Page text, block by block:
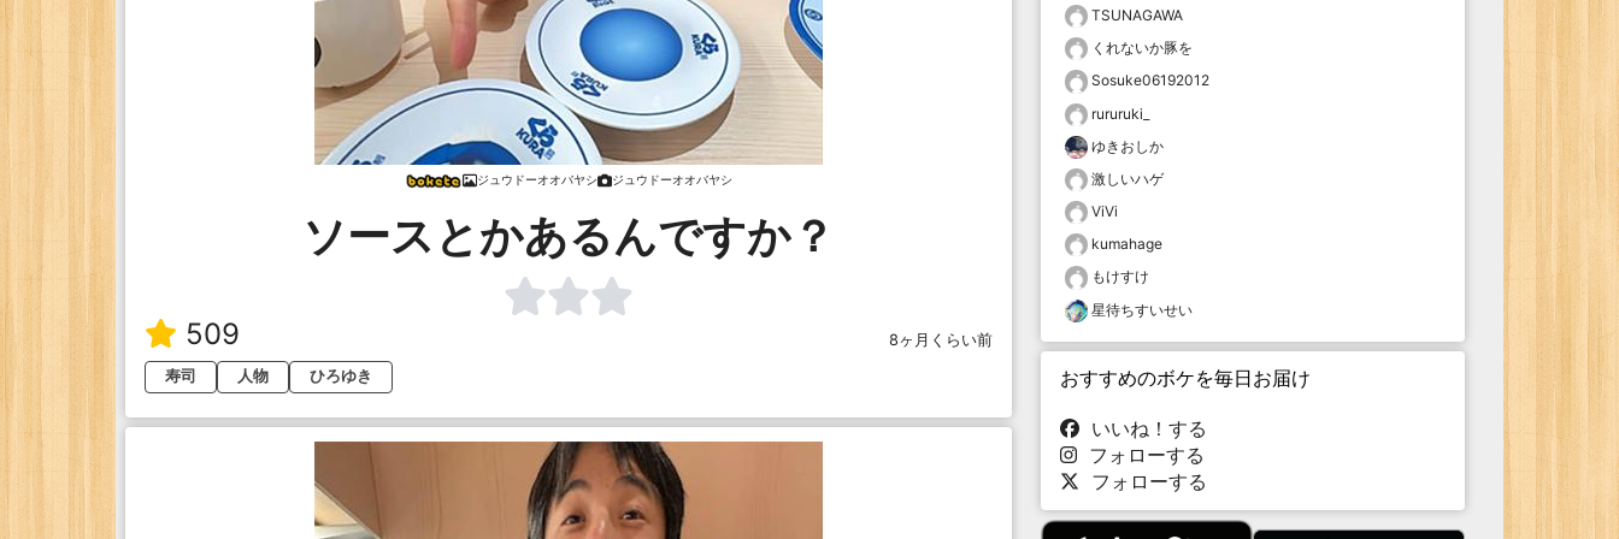
ジュウドーオオバヤシ ジュウドーオオバヤシ
ソースとかあるんですか？
509
8ヶ月くらい前
寿司
人物 ひろゆき
TSUNAGAWA
くれないか豚を
Sosuke06192012
rururuki_
ゆきおしか
激しいハゲ
ViVi
kumahage
もけすけ
星待ちすいせい
おすすめのボケを毎日お届け
いいね！する
フォローする
フォローする